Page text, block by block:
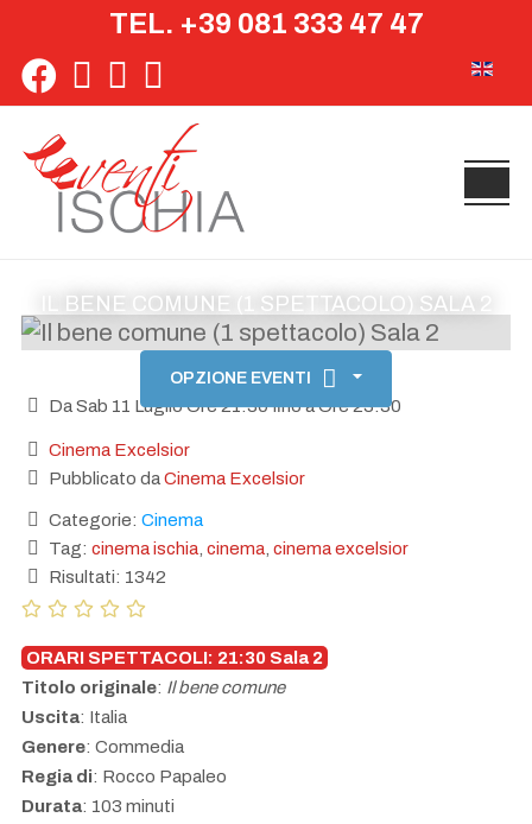
TEL. +39 081 333 47 47
IL BENE COMUNE (1 SPETTACOLO) SALA 2
OPZIONE EVENTI
Da Sab 11 Luglio Ore 21:30 fino a Ore 23:30
Cinema Excelsior
Pubblicato daCinema Excelsior
Categorie: Cinema
Tag: cinema ischia cinema cinema excelsior
Risultati: 1342
ORARI SPETTACOLI: 21:30 Sala 2
Titolo originale: Il bene comune
Uscita: Italia
Genere: Commedia
Regia di: Rocco Papaleo
Durata: 103 minuti